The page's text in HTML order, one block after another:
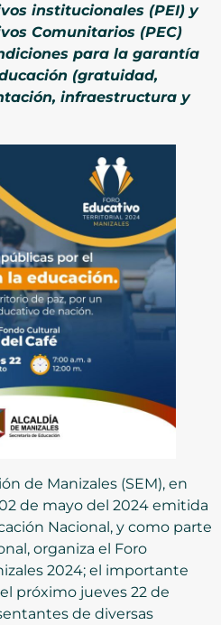
institucionales (PEI) y
Comunitarios (PEC)
para la garantía
(gratuidad,
infraestructura y
de Manizales (SEM), en
de mayo del 2024 emitida
Nacional, y como parte
organiza el Foro
2024; el importante
próximo jueves 22 de
de diversas